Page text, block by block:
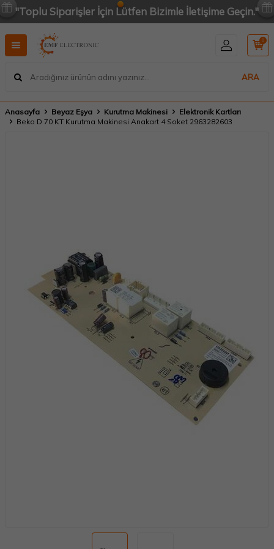
"Toplu Siparişler İçin Lütfen Bizimle İletişime Geçin."
ARA
0
Anasayfa Beyaz Eşya Kurutma Makinesi
Elektronik Kartları
Beko D 70 KT Kurutma Makinesi Anakart 4 Soket 2963282603